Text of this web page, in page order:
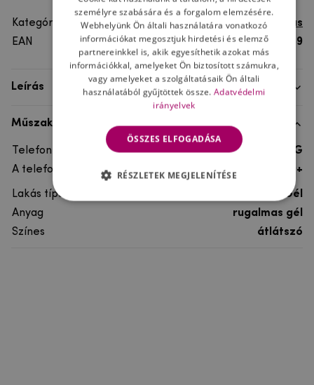
Kategória
Galaxy S9 Plus
EAN
8596579941759
Leírás
Műszaki adatok
Telefon márka
SAMSUNG
A telefonmodellhez
Galaxy S9 Plus,Galaxy S9+
Lakás típusa
Gél
Anyag
rugalmas gél
Színes
átlátszó
személyre szabására és a forgalom elemzésére.
Webhelyünk Ön általi használatára vonatkozó
információkat megosztjuk hirdetési és elemző
partnereinkkel is, akik egyesíthetik azokat más
információkkal, amelyeket Ön biztosított számukra,
vagy amelyeket a szolgáltatásaik Ön általi
használatából gyűjtöttek össze.Adatvédelmi
irányelvek
ÖSSZES ELFOGADÁSA
RÉSZLETEK MEGJELENÍTÉSE